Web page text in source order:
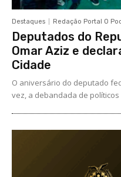
Destaques Redação Portal O
Deputados do
Omar Aziz e
Cidade
O aniversário do deputado
vez, a debandada de políticos